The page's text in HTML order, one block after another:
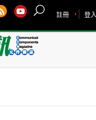
登入
註冊